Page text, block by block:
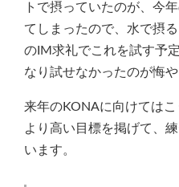
トで摂っていたのが、今
てしまったので、水で摂
のIM求礼でこれを試す予
なり試せなかったのが悔や
来年のKONAに向けては
より高い目標を掲げて、
います。